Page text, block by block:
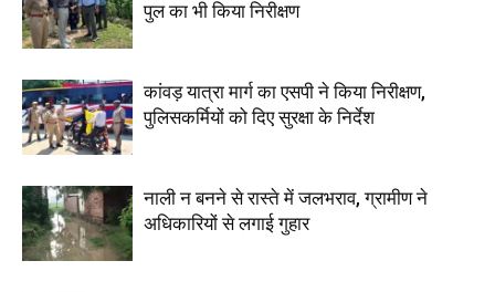
पुल का भी किया निरीक्षण
कांवड़ यात्रा मार्ग का एसपी ने किया निरीक्षण,
पुलिसकर्मियों को दिए सुरक्षा के निर्देश
नाली न बनने से रास्ते में जलभराव, ग्रामीण ने
अधिकारियों से लगाई गुहार